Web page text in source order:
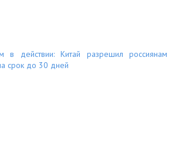
в действии: Китай разрешил россиянам
срок до 30 дней